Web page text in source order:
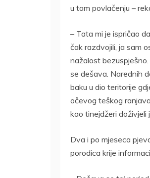
u tom povlačenju –
– Tata mi je ispričao
čak razdvojili, ja sam
nažalost
se dešava. Narednih
baku u dio teritorije
očevog teškog
kao tinejdžeri doživjeli
Dva i po mjeseca
porodica krije